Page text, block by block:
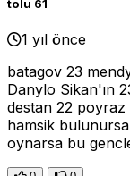
tolu 61
1 yıl önce
batagov 23
Danylo Sikan'ın
destan 22
hamsik
oynarsa bu